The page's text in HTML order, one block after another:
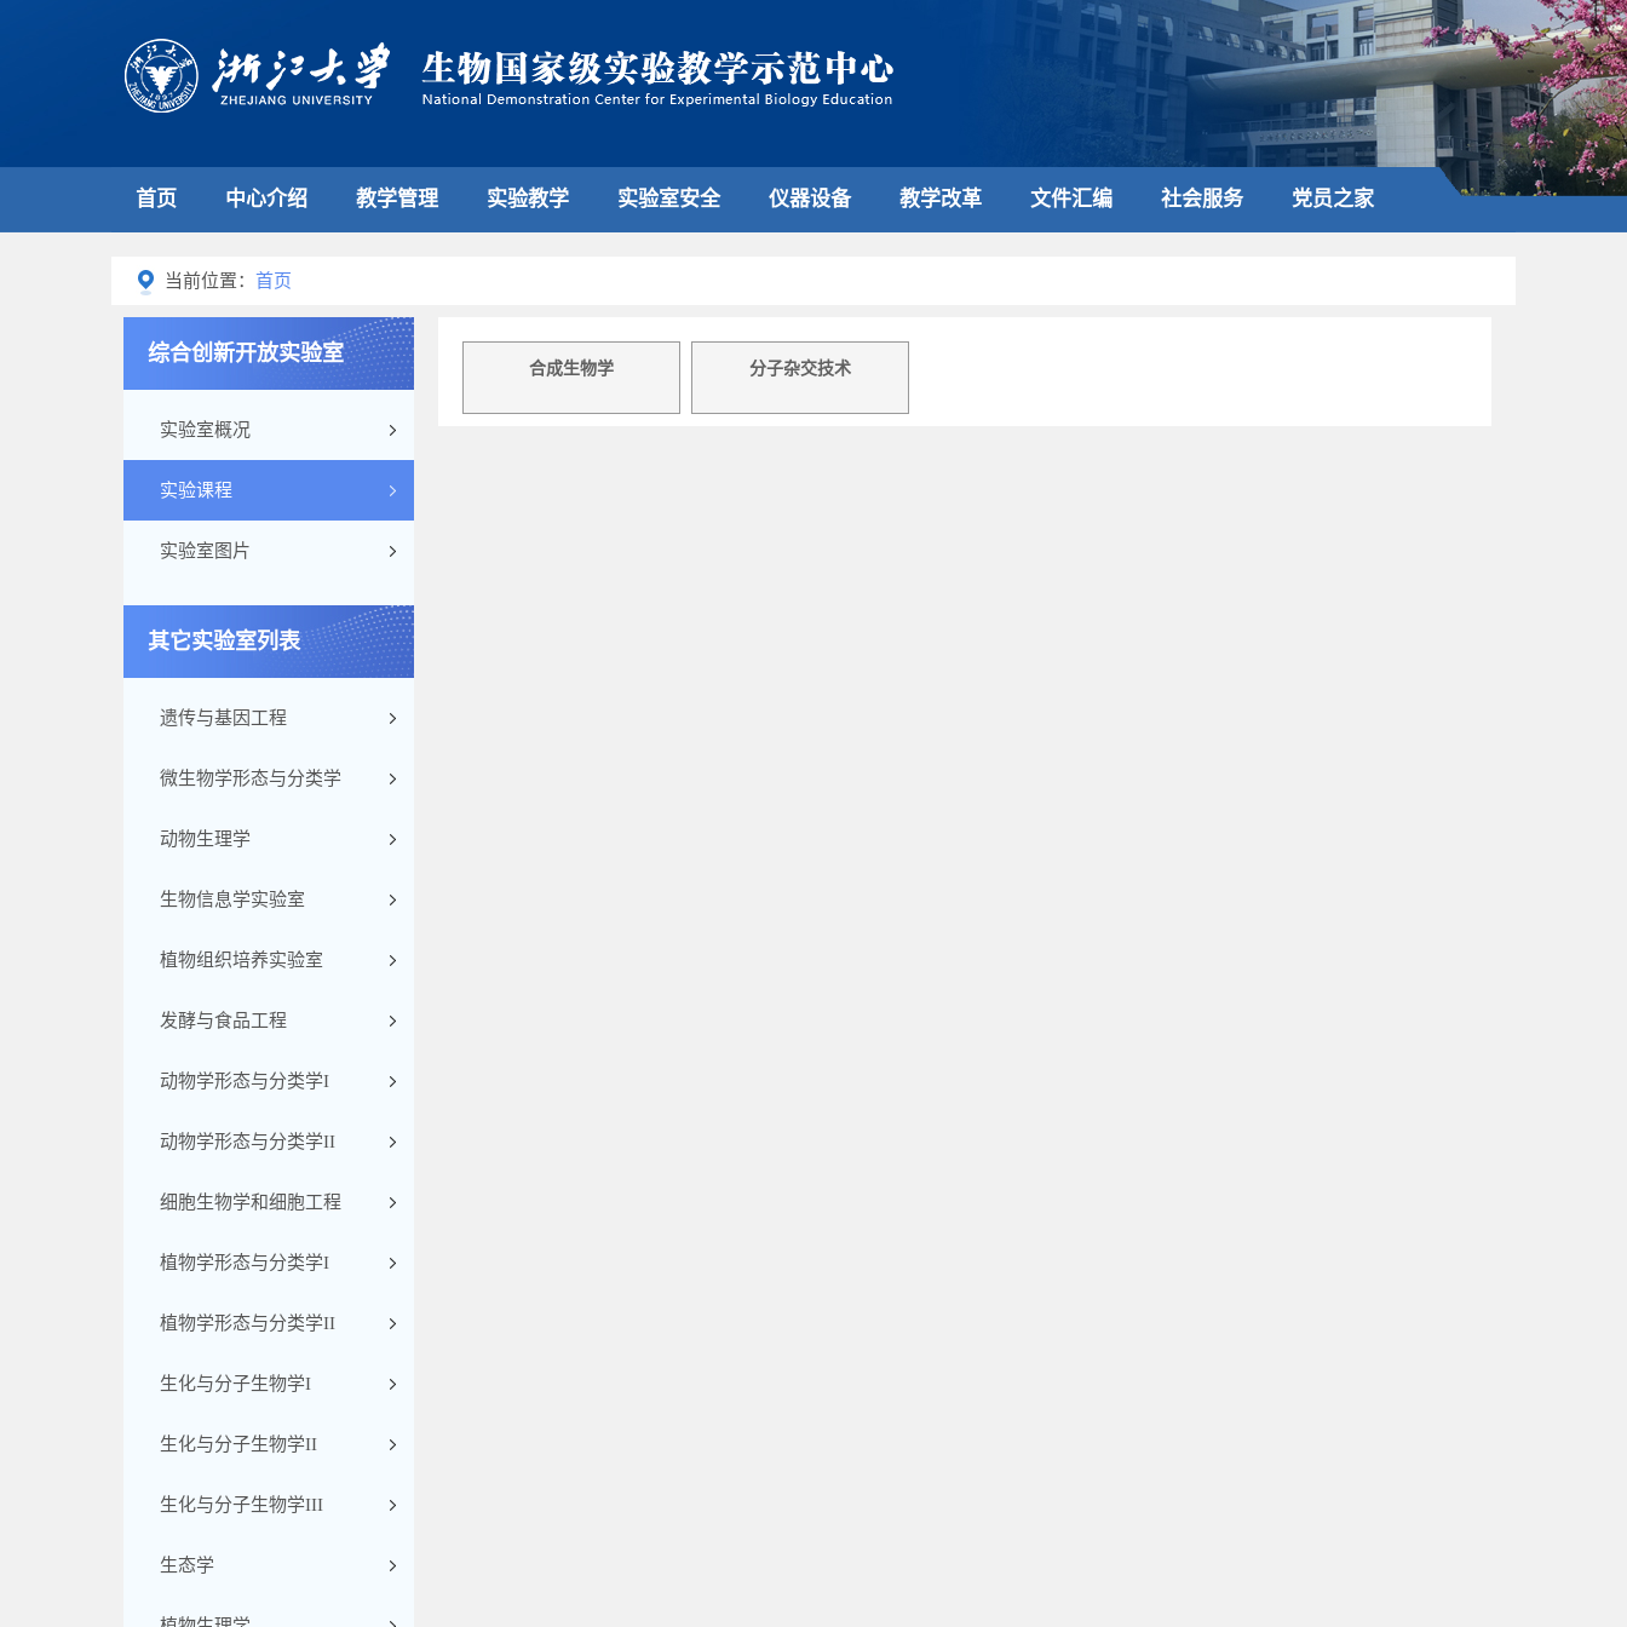
首页 中心介绍 教学管理 实验教学 实验室安全 仪器设备 教学改革 文件汇编 社会服务 党员之家
当前位置： 首页
综合创新开放实验室
实验室概况
实验课程
实验室图片
其它实验室列表
遗传与基因工程
微生物学形态与分类学
动物生理学
生物信息学实验室
植物组织培养实验室
发酵与食品工程
动物学形态与分类学I
动物学形态与分类学II
细胞生物学和细胞工程
植物学形态与分类学I
植物学形态与分类学II
生化与分子生物学I
生化与分子生物学II
生化与分子生物学III
生态学
合成生物学 分子杂交技术